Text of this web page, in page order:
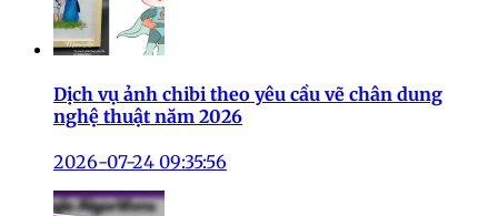
Dịch vụ ảnh chibi theo yêu cầu vẽ chân dung
nghệ thuật năm 2026
2026-07-24 09:35:56